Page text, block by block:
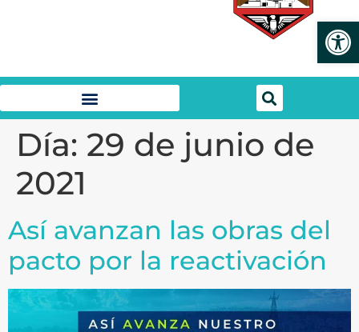
Día: 29 de junio de
2021
Así avanzan las obras del
pacto por la reactivación